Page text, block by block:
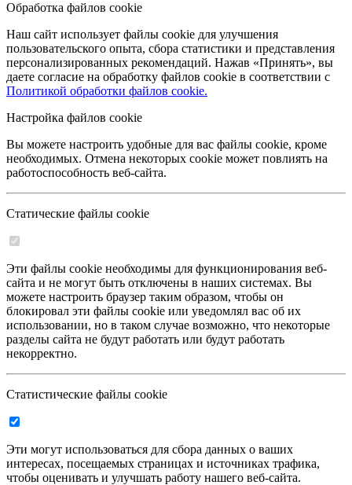
Обработка файлов cookie
Наш сайт использует файлы cookie для улучшения
пользовательского опыта, сбора статистики и представления
персонализированных рекомендаций. Нажав «Принять», вы
даете согласие на обработку файлов cookie в соответствии с
Политикой обработки файлов cookie.
Настройка файлов cookie
Вы можете настроить удобные для вас файлы cookie, кроме
необходимых. Отмена некоторых cookie может повлиять на
работоспособность веб-сайта.
Статические файлы cookie
Эти файлы cookie необходимы для функционирования веб-
сайта и не могут быть отключены в наших системах. Вы
можете настроить браузер таким образом, чтобы он
блокировал эти файлы cookie или уведомлял вас об их
использовании, но в таком случае возможно, что некоторые
разделы сайта не будут работать или будут работать
некорректно.
Статистические файлы cookie
Эти могут использоваться для сбора данных о ваших
интересах, посещаемых страницах и источниках трафика,
чтобы оценивать и улучшать работу нашего веб-сайта.